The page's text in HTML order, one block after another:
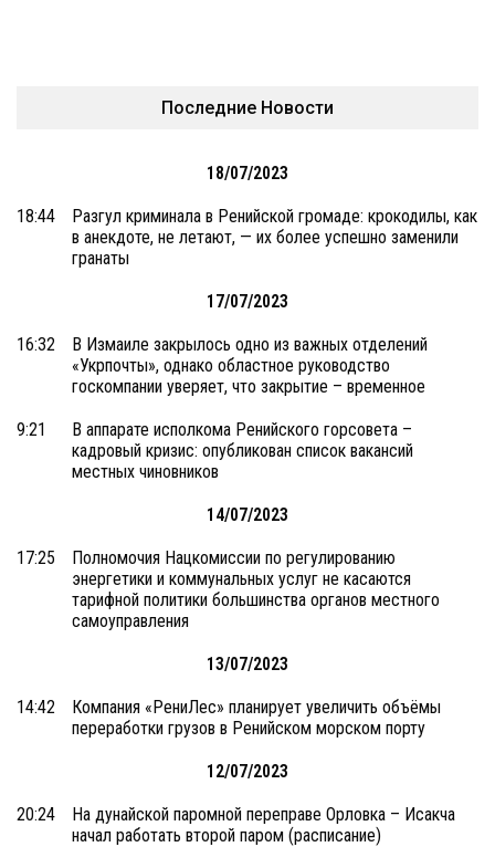
Последние Новости
18/07/2023
18:44
Разгул криминала в Ренийской громаде: крокодилы, как
в анекдоте, не летают, — их более успешно заменили
гранаты
17/07/2023
16:32
В Измаиле закрылось одно из важных отделений
«Укрпочты», однако областное руководство
госкомпании уверяет, что закрытие – временное
9:21
В аппарате исполкома Ренийского горсовета –
кадровый кризис: опубликован список вакансий
местных чиновников
14/07/2023
17:25
Полномочия Нацкомиссии по регулированию
энергетики и коммунальных услуг не касаются
тарифной политики большинства органов местного
самоуправления
13/07/2023
14:42
Компания «РениЛес» планирует увеличить объёмы
переработки грузов в Ренийском морском порту
12/07/2023
20:24
На дунайской паромной переправе Орловка – Исакча
начал работать второй паром (расписание)